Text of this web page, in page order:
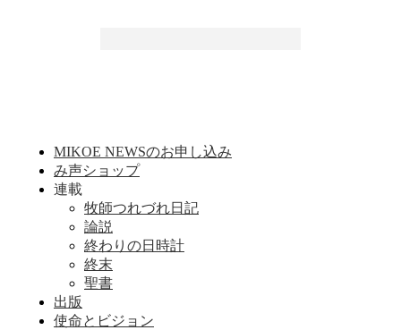
MIKOE NEWSのお申し込み
み声ショップ
連載
牧師つれづれ日記
論説
終わりの日時計
終末
聖書
出版
使命とビジョン